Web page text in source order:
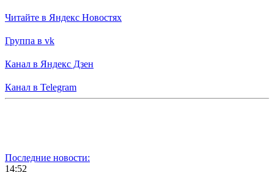
Читайте в Яндекс Новостях
Группа в vk
Канал в Яндекс Дзен
Канал в Telegram
Последние новости:
14:52